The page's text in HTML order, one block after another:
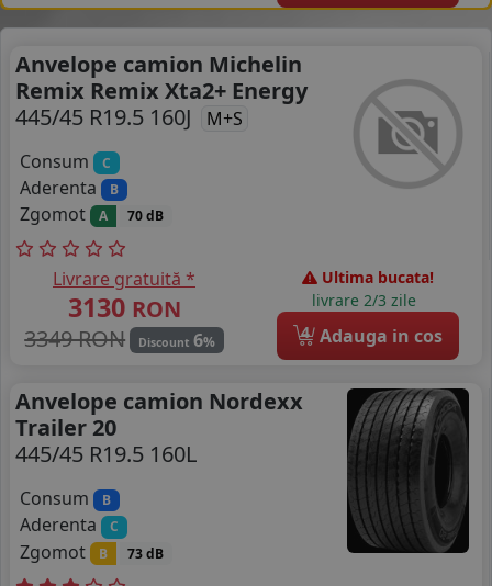
Anvelope camion Michelin
Remix Remix Xta2+ Energy
445/45 R19.5 160J
M+S
Consum
C
Aderenta B
Zgomot A 70 dB
Livrare gratuită *
3130 RON
3349 RON
Discount 6%
Ultima bucata!
livrare 2/3 zile
4 Adauga in cos
Anvelope camion Nordexx
Trailer 20
445/45 R19.5 160L
Consum B
Aderenta C
Zgomot B 73 dB